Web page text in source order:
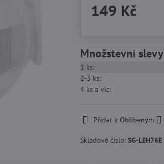
149 Kč
Množstevní slevy
1 ks:
2-3 ks:
4ks a víc:
Přidat k Oblíbeným
Skladové číslo: SG-LEH76E